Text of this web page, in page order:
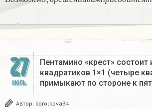
В о зм о ж н о вре шен и ивампр иг о д итсят
27
ИЮЛЬ
Пентамино «крест» состоит
квадратиков 1×1 (четыре
примыкают по стороне к
Автор: korolkova34